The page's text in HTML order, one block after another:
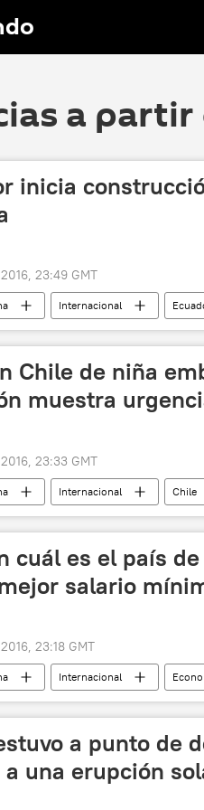
a partir
inicia
23:49 GMT
Internacional
industria minera
Chile de niña
muestra
23:33 GMT
Internacional Chile
cuál es el país
salario
23:18 GMT
Internacional
a punto de
una erupción